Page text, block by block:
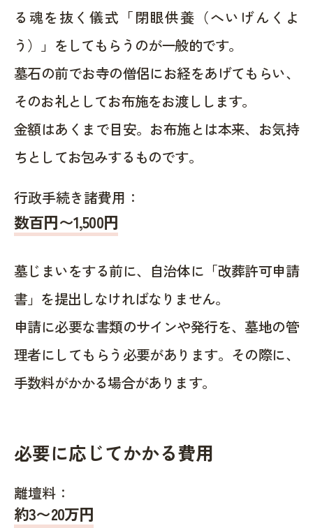
る魂を抜く儀式「閉眼供養（へいげんくよ
う）」をしてもらうのが一般的です。
墓石の前でお寺の僧侶にお経をあげてもらい、
そのお礼としてお布施をお渡しします。
金額はあくまで目安。お布施とは本来、お気持
ちとしてお包みするものです。
行政手続き諸費用：
数百円〜1,500円
墓じまいをする前に、自治体に「改葬許可申請
書」を提出しなければなりません。
申請に必要な書類のサインや発行を、墓地の管
理者にしてもらう必要があります。その際に、
手数料がかかる場合があります。
必要に応じてかかる費用
離壇料：
約3〜20万円